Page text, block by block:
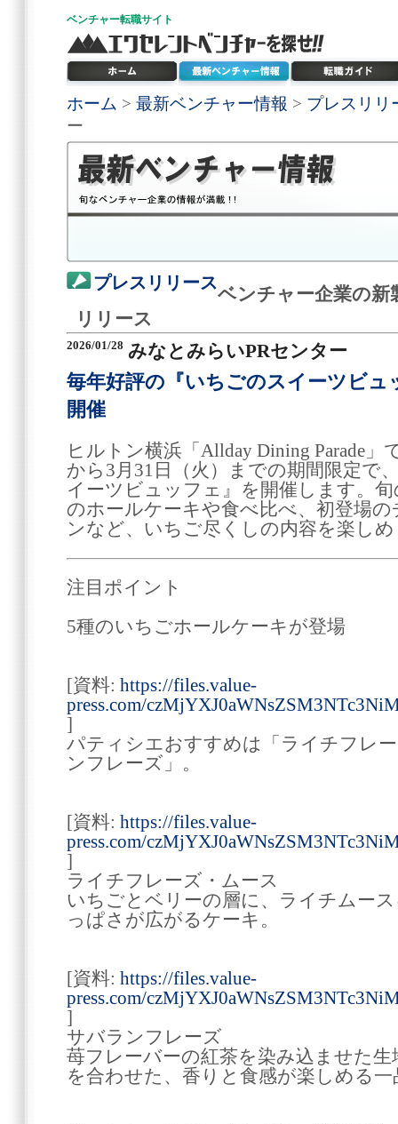
ベンチャー転職サイト
ホーム > 最新ベンチャー情報 > プレスリリ
ー
プレスリリース
ベンチャー企業の新
リリース
2026/01/28 みなとみらいPRセンター
毎年好評の『いちごのスイーツビュ
開催
ヒルトン横浜「Allday Dining Parade」
から3月31日（火）までの期間限定で
イーツビュッフェ』を開催します。
のホールケーキや食べ比べ、初登場
ンなど、いちご尽くしの内容を楽し
注目ポイント
5種のいちごホールケーキが登場
[資料: https://files.value-
press.com/
]
パティシエおすすめは「ライチフレ
ンフレーズ」。
[資料: https://files.value-
press.com/
]
ライチフレーズ・ムース
いちごとベリーの層に、ライチムー
っぱさが広がるケーキ。
[資料: https://files.value-
press.com/
]
サバランフレーズ
苺フレーバーの紅茶を染み込ませた
を合わせた、香りと食感が楽しめる一